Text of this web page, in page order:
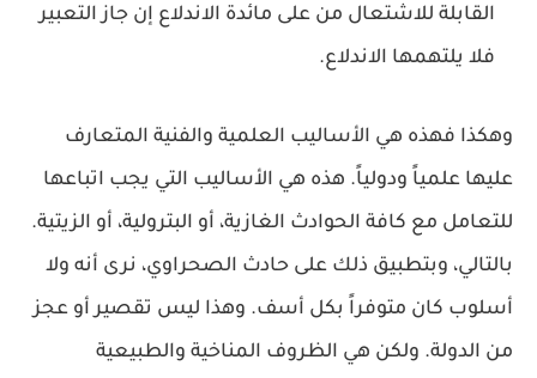
القابلة للاشتعال من على مائدة الاندلاع إن جاز التعبير
فلا يلتهمها الاندلاع.
وهكذا فهذه هي الأساليب العلمية والفنية المتعارف
عليها علمياً ودولياً. هذه هي الأساليب التي يجب اتباعها
للتعامل مع كافة الحوادث الغازية، أو البترولية، أو الزيتية.
بالتالي، وبتطبيق ذلك على حادث الصحراوي، نرى أنه ولا
أسلوب كان متوفراً بكل أسف. وهذا ليس تقصير أو عجز
من الدولة. ولكن هي الظروف المناخية والطبيعية